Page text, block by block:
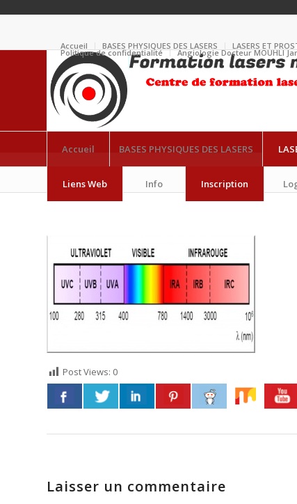
Accueil BASES PHYSIQUES DES LASERS LASERS ET
Politique de confidentialité Angiologie Docteur MOUHLI
Accueil BASES PHYSIQUES DES LASERS
Liens Web Info Inscription
Post Views: 0
Laisser un commentaire